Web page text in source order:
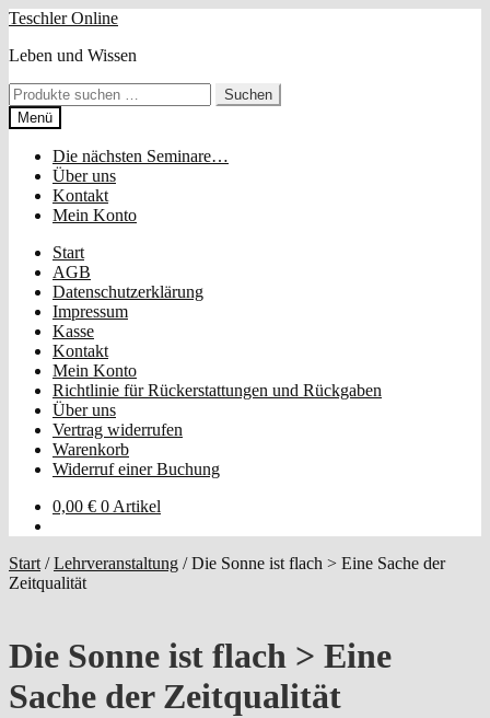
Zur
springen
Zum
springen
Teschler Online
Leben und Wissen
Suchen
nach:
Suchen
Menü
Die nächsten Seminare…
Über uns
Kontakt
Mein Konto
Start
AGB
Datenschutzerklärung
Impressum
Kasse
Kontakt
Mein Konto
Richtlinie für Rückerstattungen und Rückgaben
Über uns
Vertrag widerrufen
Warenkorb
Widerruf einer Buchung
0,00 € 0 Artikel
Start /Lehrveranstaltung /Die Sonne ist flach > Eine Sache der
Zeitqualität
Die Sonne ist flach > Eine
Sache der Zeitqualität